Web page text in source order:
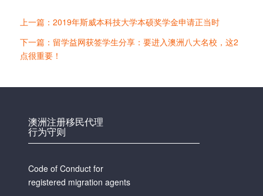
上一篇：2019年斯威本科技大学本硕奖学金申请正当时
下一篇：留学益网获签学生分享：要进入澳洲八大名校，这2
点很重要！
澳洲注册移民代理
行为守则
Code of Conduct for
registered migration agents